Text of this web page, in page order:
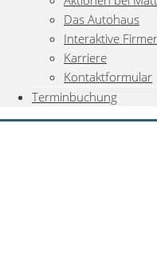
Das Autohaus
Interaktive
Karriere
Kontaktformular
Terminbuchung